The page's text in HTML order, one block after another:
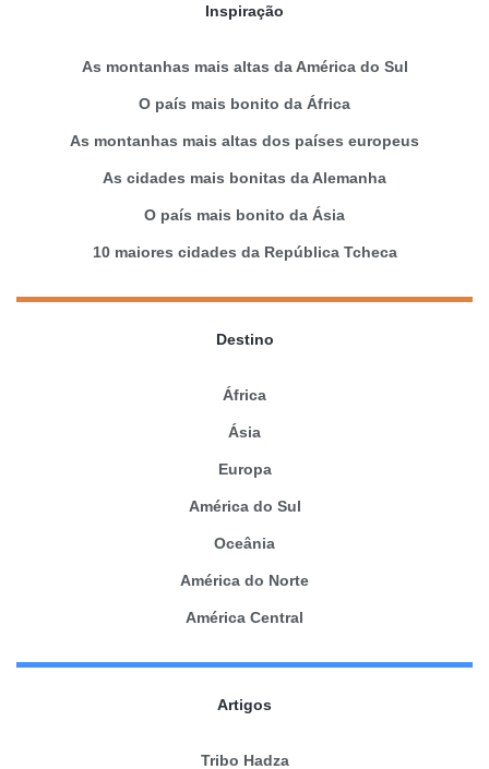
Inspiração
As montanhas mais altas da América do Sul
O país mais bonito da África
As montanhas mais altas dos países europeus
As cidades mais bonitas da Alemanha
O país mais bonito da Ásia
10 maiores cidades da República Tcheca
Destino
África
Ásia
Europa
América do Sul
Oceânia
América do Norte
América Central
Artigos
Tribo Hadza